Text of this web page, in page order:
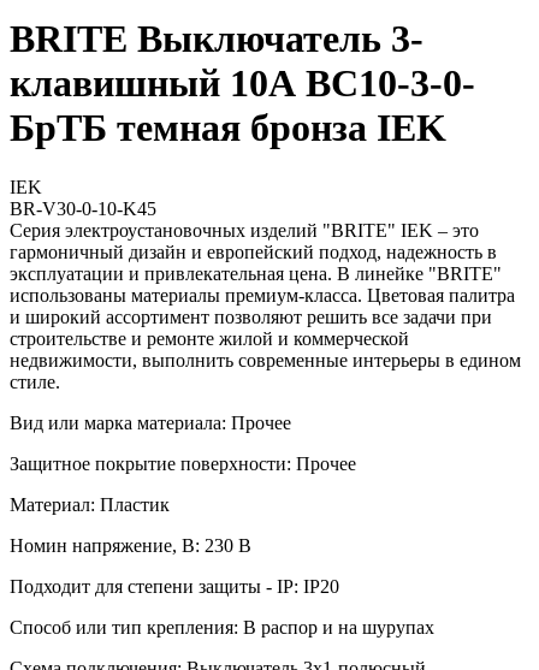
BRITE Выключатель 3-
клавишный 10А ВС10-3-0-
БрТБ темная бронза IEK
IEK
BR-V30-0-10-K45
Серия электроустановочных изделий "BRITE" IEK – это
гармоничный дизайн и европейский подход, надежность в
эксплуатации и привлекательная цена. В линейке "BRITE"
использованы материалы премиум-класса. Цветовая палитра
и широкий ассортимент позволяют решить все задачи при
строительстве и ремонте жилой и коммерческой
недвижимости, выполнить современные интерьеры в едином
стиле.
Вид или марка материала: Прочее
Защитное покрытие поверхности: Прочее
Материал: Пластик
Номин напряжение, В: 230 В
Подходит для степени защиты - IP: IP20
Способ или тип крепления: В распор и на шурупах